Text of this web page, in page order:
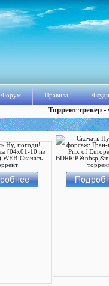
Форум Правила
Торрент трекер